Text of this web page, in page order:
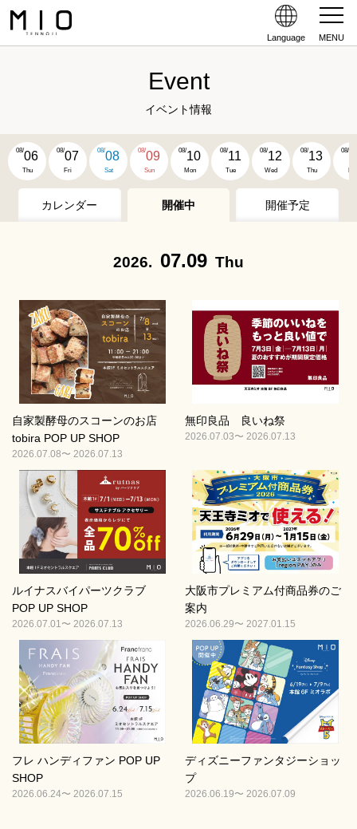
Language MENU
Event
イベント情報
08/06
Thu
08/07
Fri
08/08
Sat
08/09
Sun
08/10
Mon
08/11
Tue
08/12
Wed
08/13
Thu
08/
カレンダー 開催中 開催予定
2026. 07.09 Thu
自家製酵母のスコーンのお店
tobira POP UP SHOP
2026.07.08〜 2026.07.13
無印良品 良いね祭
2026.07.03〜 2026.07.13
ルイナスバイパーツクラブ
POP UP SHOP
2026.07.01〜 2026.07.13
大阪市プレミアム付商品券のご
案内
2026.06.29〜 2027.01.15
フレ ハンディファン POP UP
SHOP
2026.06.24〜 2026.07.15
ディズニーファンタジーショッ
プ
2026.06.19〜 2026.07.09